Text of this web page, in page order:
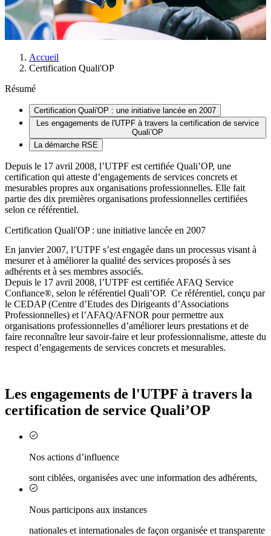
Accueil
Certification Quali'OP
Résumé
Certification Quali'OP : une initiative lancée en 2007
Les engagements de l'UTPF à travers la certification de service
Quali’OP
La démarche RSE
Depuis le 17 avril 2008, l’UTPF est certifiée Quali’OP, une
certification qui atteste d’engagements de services concrets et
mesurables propres aux organisations professionnelles. Elle fait
partie des dix premières organisations professionnelles certifiées
selon ce référentiel.
Certification Quali'OP : une initiative lancée en 2007
En janvier 2007, l’UTPF s’est engagée dans un processus visant à
mesurer et à améliorer la qualité des services proposés à ses
adhérents et à ses membres associés.
Depuis le 17 avril 2008, l’UTPF est certifiée AFAQ Service
Confiance®, selon le référentiel Quali’OP. Ce référentiel, conçu par
le CEDAP (Centre d’Etudes des Dirigeants d’Associations
Professionnelles) et l’AFAQ/AFNOR pour permettre aux
organisations professionnelles d’améliorer leurs prestations et de
faire reconnaître leur savoir-faire et leur professionnalisme, atteste du
respect d’engagements de services concrets et mesurables.
Les engagements de l'UTPF à travers la
certification de service Quali’OP
Nos actions d’influence
sont ciblées, organisées avec une information des adhérents,
Nous participons aux instances
nationales et internationales de façon organisée et transparente